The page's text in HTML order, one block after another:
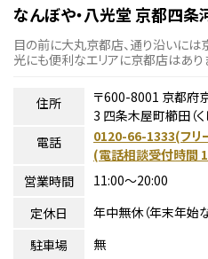
なんぼや・八光堂 京都四条
目の前に大丸京都店、通り沿いには
光にも便利なエリアに京都店はあり
住所
〒600-8001 京都府
3 四条木屋町櫛田（く
電話
0120-66-1333(フリ
(電話相談受付時間
営業時間
11:00～20:00
定休日
年中無休（年末年始
駐車場
無